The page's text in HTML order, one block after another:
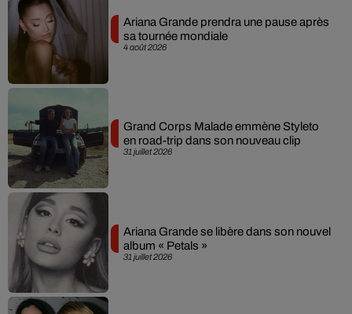
4 août 2026
Ariana Grande prendra une pause après
sa tournée mondiale
31 juillet 2026
Grand Corps Malade emmène Styleto
en road-trip dans son nouveau clip
31 juillet 2026
Ariana Grande se libère dans son nouvel
album « Petals »